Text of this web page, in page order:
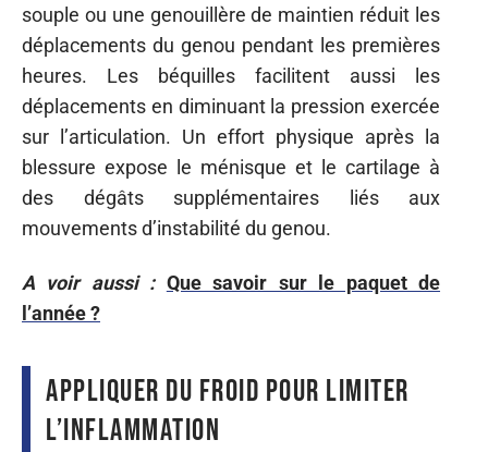
souple ou une genouillère de maintien réduit les
déplacements du genou pendant les premières
heures. Les béquilles facilitent aussi les
déplacements en diminuant la pression exercée
sur l’articulation. Un effort physique après la
blessure expose le ménisque et le cartilage à
des dégâts supplémentaires liés aux
mouvements d’instabilité du genou.
A voir aussi : Que savoir sur le paquet de
l’année ?
Appliquer du froid pour limiter
l’inflammation